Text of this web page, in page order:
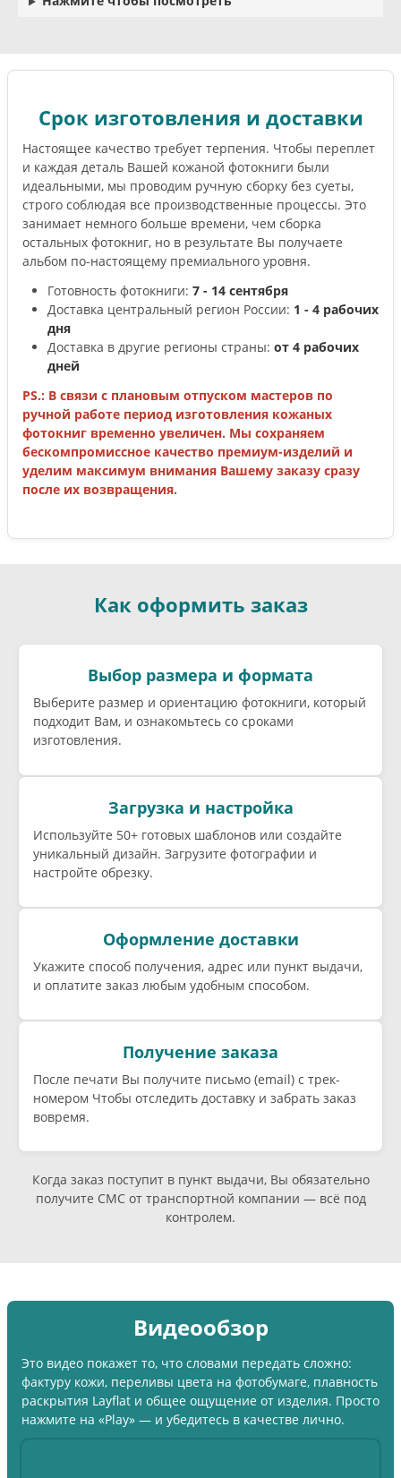
Срок изготовления и доставки
Настоящее качество требует терпения. Чтобы переплет
и каждая деталь Вашей кожаной фотокниги были
идеальными, мы проводим ручную сборку без суеты,
строго соблюдая все производственные процессы. Это
занимает немного больше времени, чем сборка
остальных фотокниг, но в результате Вы получаете
альбом по-настоящему премиального уровня.
Готовность фотокниги: 7 - 14 сентября
Доставка центральный регион России: 1 - 4 рабочих
дня
Доставка в другие регионы страны: от 4 рабочих
дней
PS.: В связи с плановым отпуском мастеров по
ручной работе период изготовления кожаных
фотокниг временно увеличен. Мы сохраняем
бескомпромиссное качество премиум-изделий и
уделим максимум внимания Вашему заказу сразу
после их возвращения.
Как оформить заказ
Выбор размера и формата
Выберите размер и ориентацию фотокниги, который
подходит Вам, и ознакомьтесь со сроками
изготовления.
Загрузка и настройка
Используйте 50+ готовых шаблонов или создайте
уникальный дизайн. Загрузите фотографии и
настройте обрезку.
Оформление доставки
Укажите способ получения, адрес или пункт выдачи,
и оплатите заказ любым удобным способом.
Получение заказа
После печати Вы получите письмо (email) c трек-
номером Чтобы отследить доставку и забрать заказ
вовремя.
Когда заказ поступит в пункт выдачи, Вы обязательно
получите СМС от транспортной компании — всё под
контролем.
Видеообзор
Это видео покажет то, что словами передать сложно:
фактуру кожи, переливы цвета на фотобумаге, плавность
раскрытия Layflat и общее ощущение от изделия. Просто
нажмите на «Play» — и убедитесь в качестве лично.